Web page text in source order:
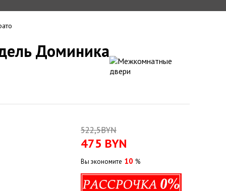
Доминика
522,5BYN
475 BYN
Вы экономите 10 %